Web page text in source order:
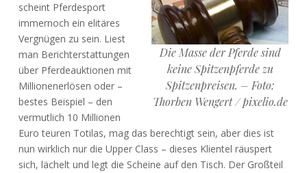
Die Masse der Pferde sind
keine Spitzenpferde zu
Spitzenpreisen. – Foto:
Thorben Wengert / pixelio.de
scheint Pferdesport
immernoch ein elitäres
Vergnügen zu sein. Liest
man Berichterstattungen
über Pferdeauktionen mit
Millionenerlösen oder –
bestes Beispiel – den
vermutlich 10 Millionen
Euro teuren Totilas, mag das berechtigt sein, aber dies ist
nun wirklich nur die Upper Class – dieses Klientel räuspert
sich, lächelt und legt die Scheine auf den Tisch. Der Großteil